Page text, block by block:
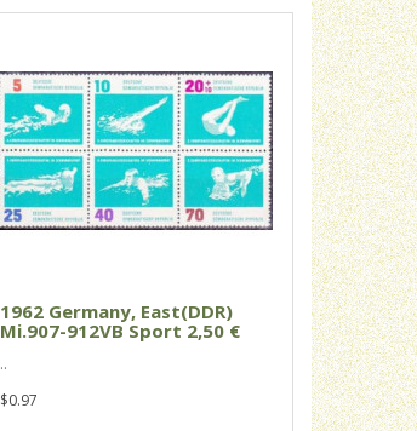
1962 Germany, East(DDR)
Mi.907-912VB Sport 2,50 €
..
$0.97